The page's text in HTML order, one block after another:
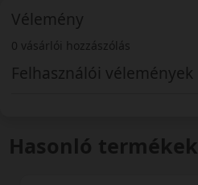
Vélemény
0 vásárlói hozzászólás
Felhasználói vélemények
Hasonló termékek